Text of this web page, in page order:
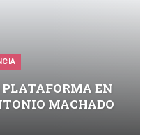
EN
MACHADO